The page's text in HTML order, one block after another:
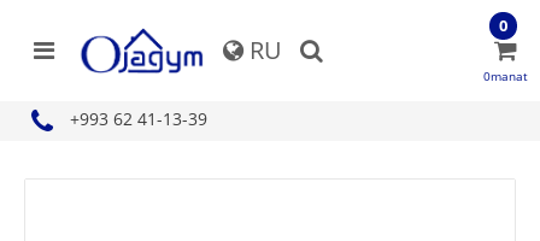
RU
+993 62 41-13-39
0
0manat